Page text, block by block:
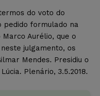
do voto do
pedido formulado na
Aurélio, que o
julgamento, os
Mendes. Presidiu o
Plenário, 3.5.2018.